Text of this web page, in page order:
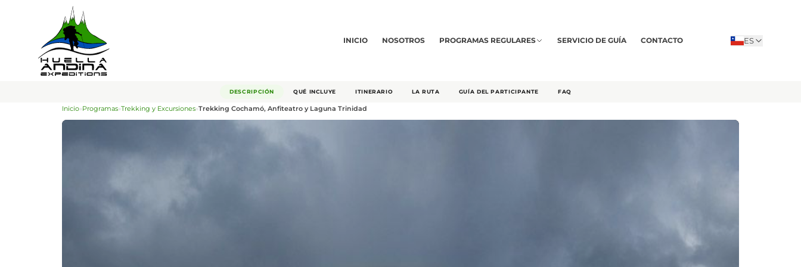
INICIO NOSOTROS PROGRAMAS REGULARES SERVICIO DE GUÍA CONTACTO ES
DESCRIPCIÓN QUÉ INCLUYE ITINERARIO LA RUTA GUÍA DEL PARTICIPANTE FAQ
Inicio»Programas»Trekking y Excursiones»Trekking Cochamó, Anfiteatro y Laguna Trinidad